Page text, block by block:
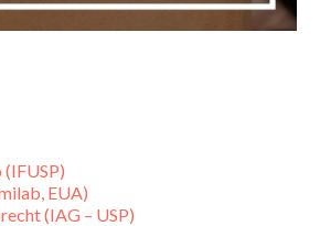
EUA)
(IAG – USP)